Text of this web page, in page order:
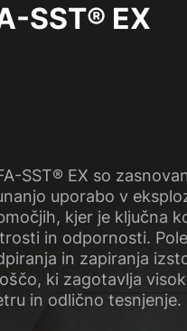
SST® EX
SST® EX so
uporabo v
kjer je ključna
in odpornosti.
in zapiranja
ki zagotavlja
in odlično tesnjenje.